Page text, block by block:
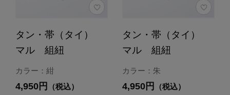
タン・帯（タイ）
マル 組紐
カラー：紺
4,950円 （税込）
タン・帯（タイ）
マル 組紐
カラー：朱
4,950円 （税込）